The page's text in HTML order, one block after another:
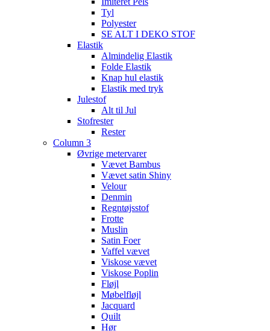
Tyl
Polyester
SE ALT I DEKO STOF
Elastik
Almindelig Elastik
Folde Elastik
Knap hul elastik
Elastik med tryk
Julestof
Alt til Jul
Stofrester
Rester
Column 3
Øvrige metervarer
Vævet Bambus
Vævet satin Shiny
Velour
Denmin
Regntøjsstof
Frotte
Muslin
Satin Foer
Vaffel vævet
Viskose vævet
Viskose Poplin
Fløjl
Møbelfløjl
Jacquard
Quilt
Hør